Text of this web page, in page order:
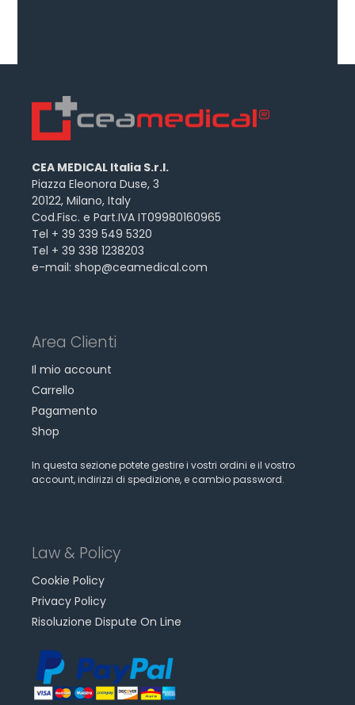
CEA MEDICAL Italia S.r.l.
Piazza Eleonora Duse, 3
20122, Milano, Italy
Cod.Fisc. e Part.IVA IT09980160965
Tel + 39 339 549 5320
Tel + 39 338 1238203
e-mail: shop@ceamedical.com
Area Clienti
Il mio account
Carrello
Pagamento
Shop
In questa sezione potete gestire i vostri ordini e il vostro
account, indirizzi di spedizione, e cambio password.
Law & Policy
Cookie Policy
Privacy Policy
Risoluzione Dispute On Line